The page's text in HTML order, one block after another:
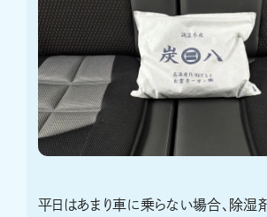
平日はあまり車に乗らない場合、除湿